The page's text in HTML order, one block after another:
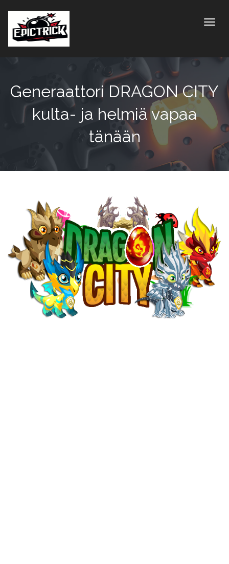
Generaattori DRAGON CITY
kulta- ja helmiä vapaa
tänään